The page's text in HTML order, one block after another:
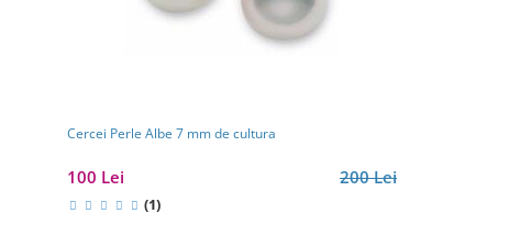
Cercei Perle Albe 7 mm de cultura
200 Lei
100 Lei
(1)